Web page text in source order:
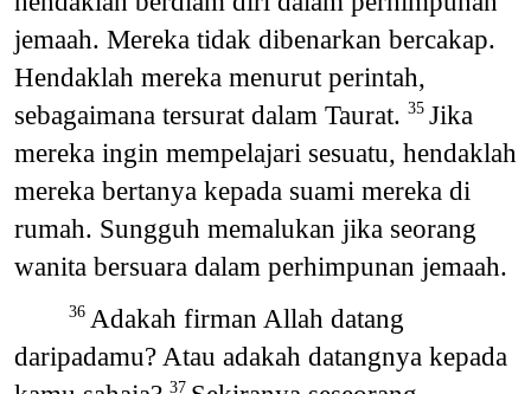
jemaah. Mereka tidak dibenarkan bercakap.
Hendaklah mereka menurut perintah,
sebagaimana tersurat dalam Taurat. 35 Jika
mereka ingin mempelajari sesuatu, hendaklah
mereka bertanya kepada suami mereka di
rumah. Sungguh memalukan jika seorang
wanita bersuara dalam perhimpunan jemaah.
36 Adakah firman Allah datang
daripadamu? Atau adakah datangnya kepada
37